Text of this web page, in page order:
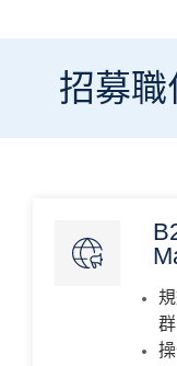
招募職